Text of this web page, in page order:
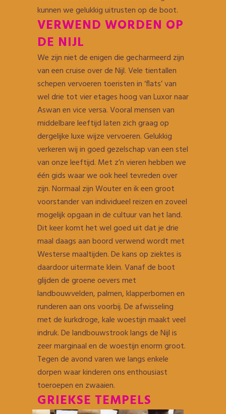
kunnen we gelukkig uitrusten op de boot.
VERWEND WORDEN OP
DE NIJL
We zijn niet de enigen die gecharmeerd zijn
van een cruise over de Nijl. Vele tientallen
schepen vervoeren toeristen in ‘flats’ van
wel drie tot vier etages hoog van Luxor naar
Aswan en vice versa. Vooral mensen van
middelbare leeftijd laten zich graag op
dergelijke luxe wijze vervoeren. Gelukkig
verkeren wij in goed gezelschap van een stel
van onze leeftijd. Met z’n vieren hebben we
één gids waar we ook heel tevreden over
zijn. Normaal zijn Wouter en ik een groot
voorstander van individueel reizen en zoveel
mogelijk opgaan in de cultuur van het land.
Dit keer komt het wel goed uit dat je drie
maal daags aan boord verwend wordt met
Westerse maaltijden. De kans op ziektes is
daardoor uitermate klein. Vanaf de boot
glijden de groene oevers met
landbouwvelden, palmen, klapperbomen en
runderen aan ons voorbij. De afwisseling
met de kurkdroge, kale woestijn maakt veel
indruk. De landbouwstrook langs de Nijl is
zeer marginaal en de woestijn enorm groot.
Tegen de avond varen we langs enkele
dorpen waar kinderen ons enthousiast
toeroepen en zwaaien.
GRIEKSE TEMPELS